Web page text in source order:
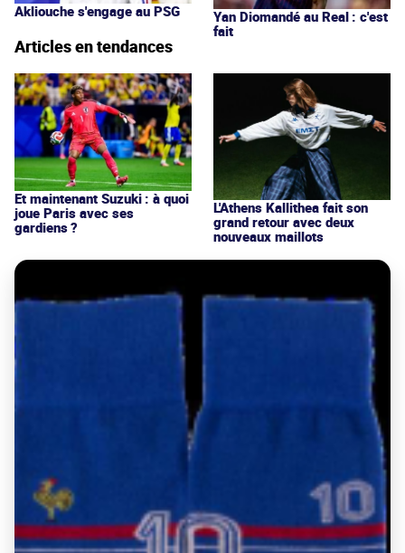
Akliouche s'engage au PSG
Yan Diomandé au Real : c'est
fait
Articles en tendances
Et maintenant Suzuki : à quoi
joue Paris avec ses
gardiens ?
L'Athens Kallithea fait son
grand retour avec deux
nouveaux maillots